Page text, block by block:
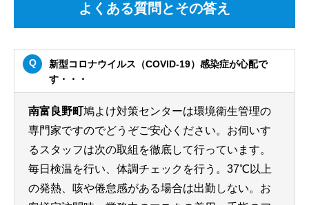
よくある質問とその答え
新型コロナウイルス（COVID-19）感染症が心配で
す・・・
南富良野町鳩よけ対策センターは環境衛生管理の
専門家ですのでどうぞご安心ください。お伺いす
るスタッフは次の取組を徹底して行っています。
毎日検温を行い、体調チェックを行う。37℃以上
の発熱、咳や倦怠感がある場合は出勤しない。お